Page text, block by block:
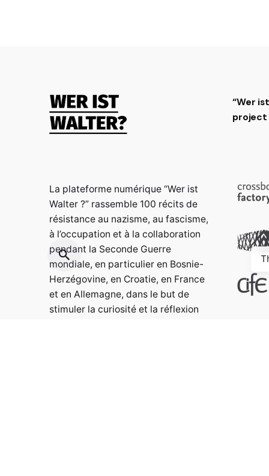
La plateforme numérique “Wer ist
Walter ?” rassemble 100 récits de
résistance au nazisme, au fascisme,
à l’occupation et à la collaboration
pendant la Seconde Guerre
mondiale, en particulier en Bosnie-
Herzégovine, en Croatie, en France
et en Allemagne, dans le but de
stimuler la curiosité et la réflexion
“Wer
project